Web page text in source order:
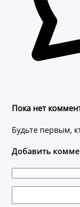
Пока нет
Будьте первым,
Добавить